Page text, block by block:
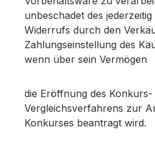
unbeschadet des
Widerrufs durch den
Zahlungseinstellung des
wenn über sein Vermögen
die Eröffnung des
Vergleichsverfahrens zur
Konkurses beantragt wird.